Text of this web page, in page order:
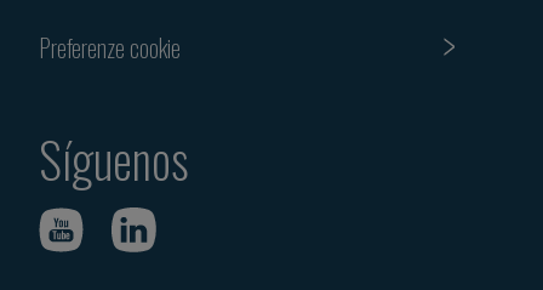
Preferenze cookie
Síguenos